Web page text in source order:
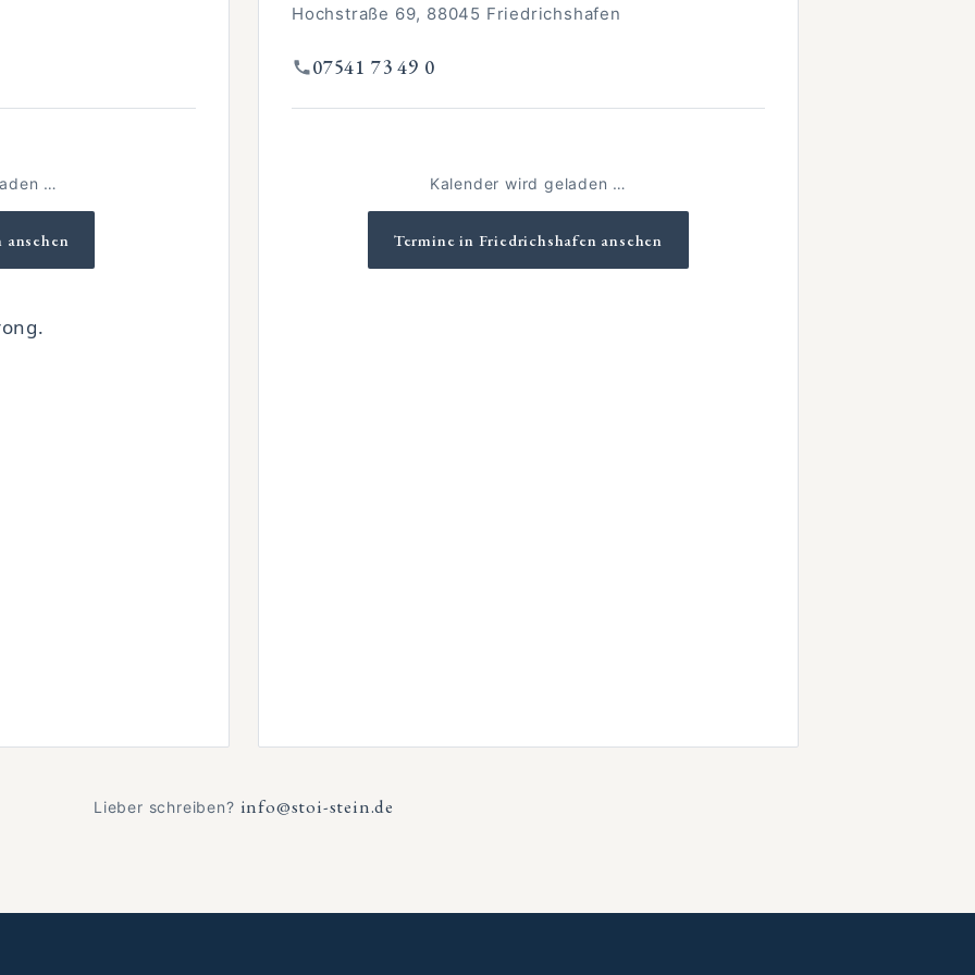
…
Hochstraße 69, 88045 Friedrichshafen
07541 73 49 0
Kalender wird geladen …
Termine in Friedrichshafen ansehen
Lieber schreiben? info@stoi-stein.de